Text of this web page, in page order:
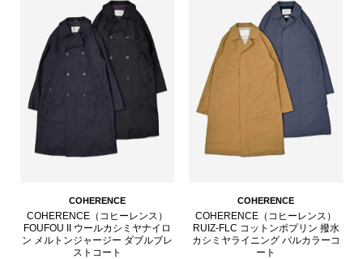
COHERENCE
COHERENCE（コヒーレンス）
FOUFOU II ウールカシミヤナイロ
ン メルトンジャージー ダブルブレ
ストコート
COHERENCE
COHERENCE（コヒーレンス）
RUIZ-FLC コットンポプリン 撥水
カシミヤライニング バルカラーコ
ート